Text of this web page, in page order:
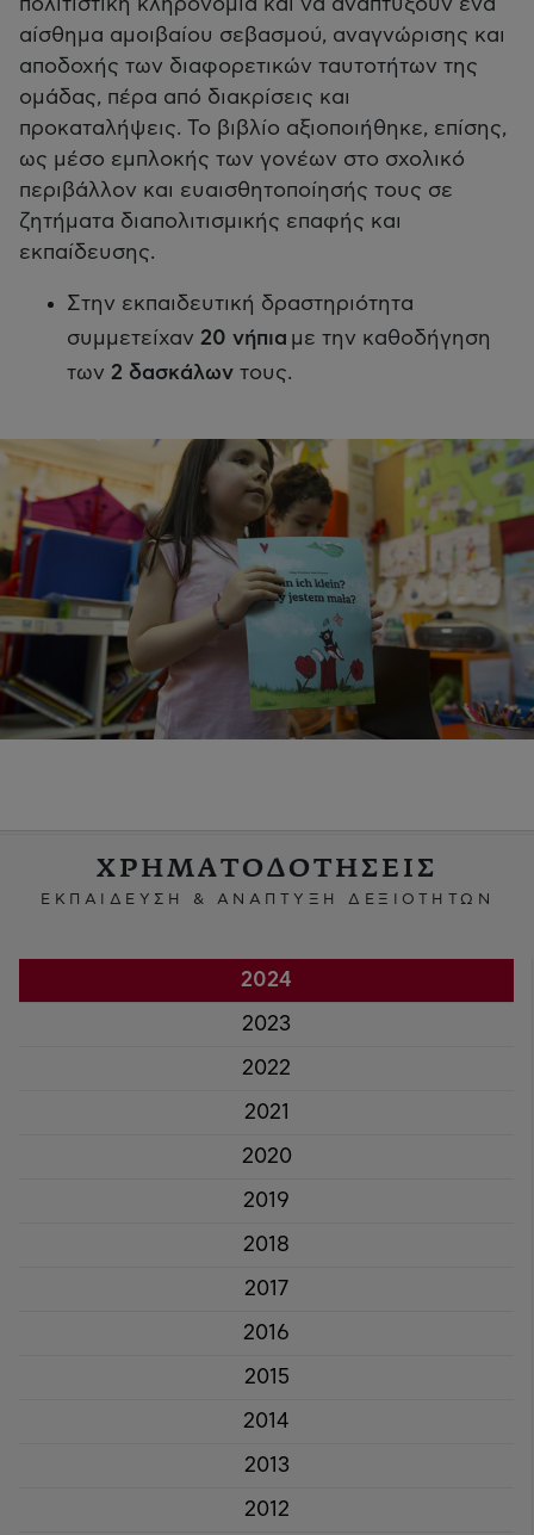
αίσθημα αμοιβαίου σεβασμού, αναγνώρισης και
αποδοχής των διαφορετικών ταυτοτήτων της
ομάδας, πέρα από διακρίσεις και
προκαταλήψεις. Το βιβλίο αξιοποιήθηκε, επίσης,
ως μέσο εμπλοκής των γονέων στο σχολικό
περιβάλλον και ευαισθητοποίησής τους σε
ζητήματα διαπολιτισμικής επαφής και
εκπαίδευσης.
Στην εκπαιδευτική δραστηριότητα
συμμετείχαν 20 νήπια με την καθοδήγηση
των 2 δασκάλων τους.
ΧΡΗΜΑΤΟΔΟΤΗΣΕΙΣ
ΕΚΠΑΙΔΕΥΣΗ & ΑΝΑΠΤΥΞΗ ΔΕΞΙΟΤΗΤΩΝ
2024
2023
2022
2021
2020
2019
2018
2017
2016
2015
2014
2013
2012